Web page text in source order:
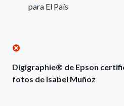
para El País
Digigraphie® de Epson
fotos de Isabel Muñoz